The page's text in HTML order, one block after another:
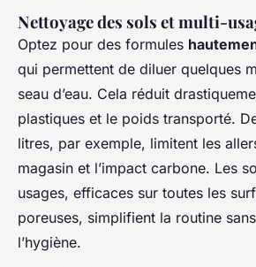
Nettoyage des sols et multi-
Optez pour des formules
qui permettent de diluer quelques
seau d’eau. Cela réduit
plastiques et le poids transporté.
litres, par exemple, limitent les
magasin et l’impact carbone. Les
usages, efficaces sur toutes les
poreuses, simplifient la routine
l’hygiène.